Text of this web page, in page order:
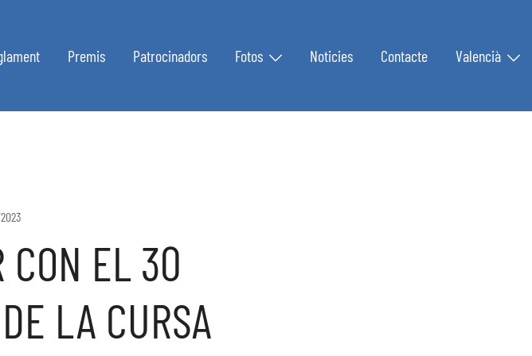
Premis Patrocinadors Fotos Noticies Contacte Valencià
CON EL 30
LA CURSA